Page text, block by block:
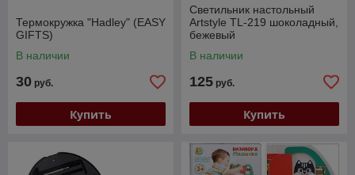
Термокружка "Hadley" (EASY
GIFTS)
В наличии
30 руб.
Купить
Светильник настольный
Artstyle TL-219 шоколадный,
бежевый
В наличии
125 руб.
Купить